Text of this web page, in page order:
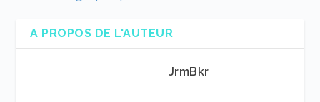
A PROPOS DE L'AUTEUR
JrmBkr